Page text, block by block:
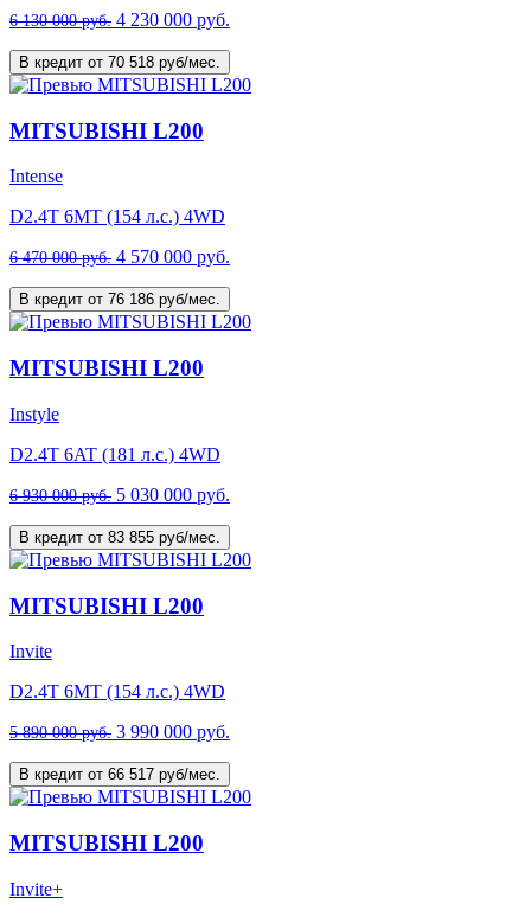
6 130 000 руб. 4 230 000 руб.
В кредит от 70 518 руб/мес.
MITSUBISHI L200
Intense
D2.4T 6MT (154 л.с.) 4WD
6 470 000 руб. 4 570 000 руб.
В кредит от 76 186 руб/мес.
MITSUBISHI L200
Instyle
D2.4T 6AT (181 л.с.) 4WD
6 930 000 руб. 5 030 000 руб.
В кредит от 83 855 руб/мес.
MITSUBISHI L200
Invite
D2.4T 6MT (154 л.с.) 4WD
5 890 000 руб. 3 990 000 руб.
В кредит от 66 517 руб/мес.
MITSUBISHI L200
Invite+